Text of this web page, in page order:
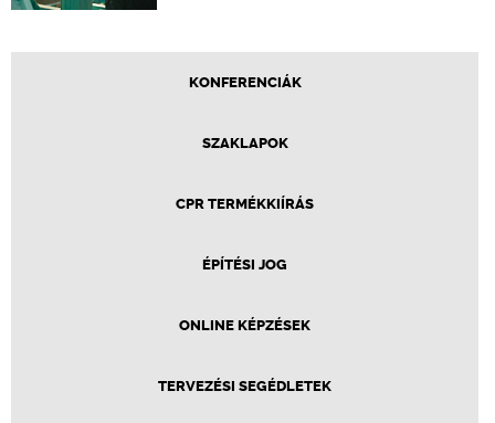
KONFERENCIÁK
SZAKLAPOK
CPR TERMÉKKIÍRÁS
ÉPÍTÉSI JOG
ONLINE KÉPZÉSEK
TERVEZÉSI SEGÉDLETEK